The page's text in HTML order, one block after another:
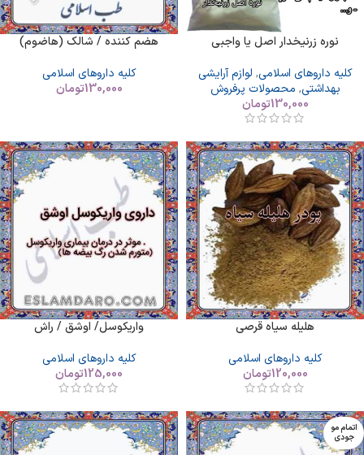
نوره زرنیخدار اصل یا واجبی
کلیه داروهای اسلامی, لوازم آرایشی
بهداشتی, محصولات پرفروش
130,000تومان
هضم کننده / شالک (هاضوم)
کلیه داروهای اسلامی
130,000تومان
هلیله سیاه قرصی
کلیه داروهای اسلامی
120,000تومان
واریکوسل/ اوشق / راش
کلیه داروهای اسلامی
125,000تومان
اتمام مو
جودی